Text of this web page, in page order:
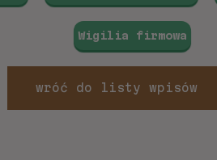
Wigilia firmowa
wróć do listy wpisów